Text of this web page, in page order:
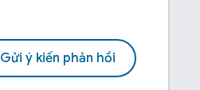
Gửi ý kiến phản hồi